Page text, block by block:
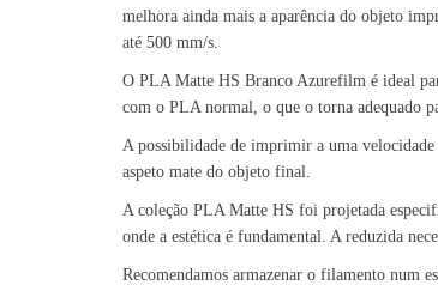
melhora ainda mais a aparência do objeto
até 500 mm/s.
O PLA Matte HS Branco Azurefilm é ideal
com o PLA normal, o que o torna adequado
A possibilidade de imprimir a uma
aspeto mate do objeto final.
A coleção PLA Matte HS foi projetada
onde a estética é fundamental. A reduzida
Recomendamos armazenar o filamento num